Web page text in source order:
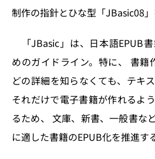
o y o
k
s
制作の指針とひな型「JBasic08」
「JBasic」は、日本語EPUB
めのガイドライン。特に、 書籍
どの詳細を知らなくても、テキ
それだけで電子書籍が作れるよ
るため、 文庫、新書、一般書な
に適した書籍のEPUB化を推進す